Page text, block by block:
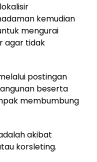
kemudian
mengurai
agar tidak
postingan
beserta
membumbung
akibat
korsleting.